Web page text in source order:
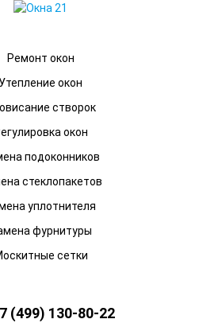
Ремонт окон
Утепление окон
створок
окон
подоконников
стеклопакетов
уплотнителя
фурнитуры
сетки
(499) 130-80-22